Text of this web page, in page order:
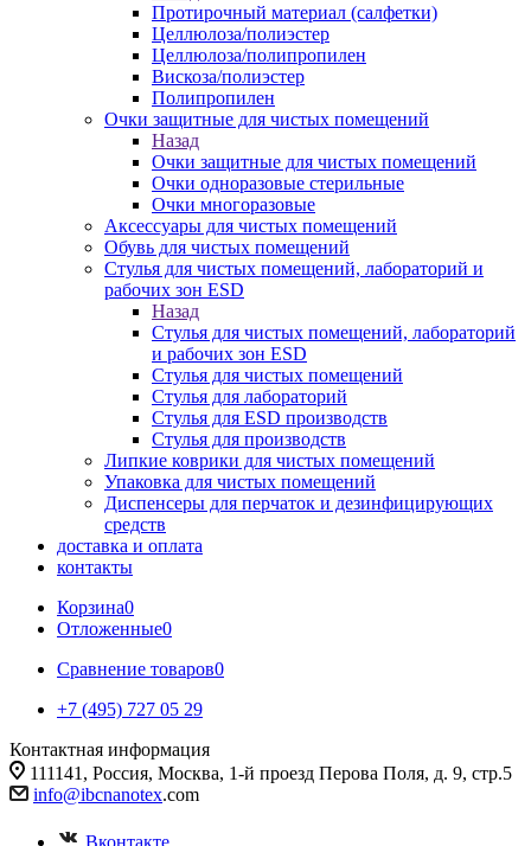
Протирочный материал (салфетки)
Целлюлоза/полиэстер
Целлюлоза/полипропилен
Вискоза/полиэстер
Полипропилен
Очки защитные для чистых помещений
Назад
Очки защитные для чистых помещений
Очки одноразовые стерильные
Очки многоразовые
Аксессуары для чистых помещений
Обувь для чистых помещений
Стулья для чистых помещений, лабораторий и
рабочих зон ESD
Назад
Стулья для чистых помещений, лабораторий
и рабочих зон ESD
Стулья для чистых помещений
Стулья для лабораторий
Стулья для ESD производств
Стулья для производств
Липкие коврики для чистых помещений
Упаковка для чистых помещений
Диспенсеры для перчаток и дезинфицирующих
средств
доставка и оплата
контакты
Корзина0
Отложенные0
Сравнение товаров0
+7 (495) 727 05 29
Контактная информация
111141, Россия, Москва, 1-й проезд Перова Поля, д. 9, стр.5
info@ibcnanotex.com
Вконтакте